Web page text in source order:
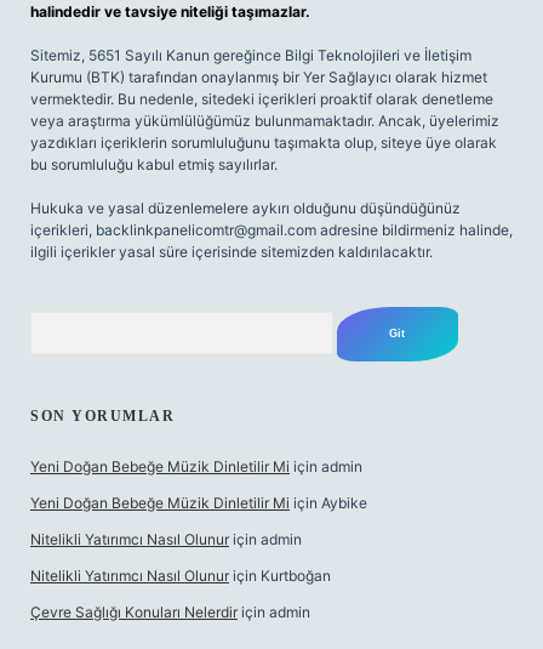
halindedir ve tavsiye niteliği taşımazlar.
Sitemiz, 5651 Sayılı Kanun gereğince Bilgi Teknolojileri ve İletişim
Kurumu (BTK) tarafından onaylanmış bir Yer Sağlayıcı olarak hizmet
vermektedir. Bu nedenle, sitedeki içerikleri proaktif olarak denetleme
veya araştırma yükümlülüğümüz bulunmamaktadır. Ancak, üyelerimiz
yazdıkları içeriklerin sorumluluğunu taşımakta olup, siteye üye olarak
bu sorumluluğu kabul etmiş sayılırlar.
Hukuka ve yasal düzenlemelere aykırı olduğunu düşündüğünüz
içerikleri, backlinkpanelicomtr@gmail.com adresine bildirmeniz halinde,
ilgili içerikler yasal süre içerisinde sitemizden kaldırılacaktır.
SON YORUMLAR
Yeni Doğan Bebeğe Müzik Dinletilir Mi için admin
Yeni Doğan Bebeğe Müzik Dinletilir Mi için Aybike
Nitelikli Yatırımcı Nasıl Olunur için admin
Nitelikli Yatırımcı Nasıl Olunur için Kurtboğan
Çevre Sağlığı Konuları Nelerdir için admin